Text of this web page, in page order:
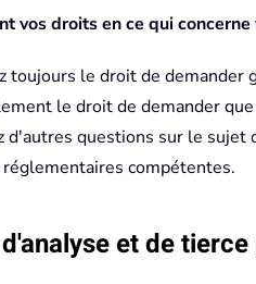
vos droits en ce qui concerne
toujours le droit de
le droit de demander
d'autres questions sur le sujet
compétentes.
et de